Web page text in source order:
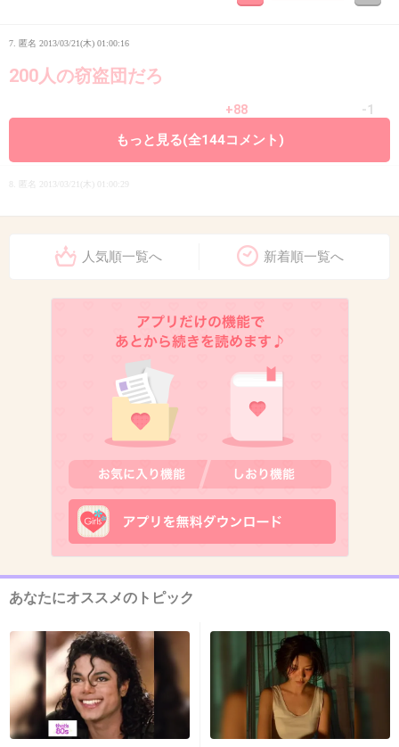
7. 匿名 2013/03/21(木) 01:00:16
200人の窃盗団だろ
+88 -1
8. 匿名 2013/03/21(木) 01:00:29
なんで２００人もくんの！？
+59
来なくていいー！気持ち悪い！
2013/03/21(木) 01:00:45
祈とう師って…
別に来なくてもいいんだけどな？
+42
11. 匿名2013/03/21(木) 01:00:48
出典：t2.gstatic.com
+39
もっと見る(全144コメント)
人気順一覧へ 新着順一覧へ
あなたにオススメのトピック